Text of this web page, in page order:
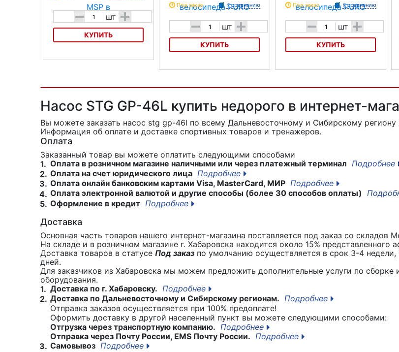
- шт +
КУПИТЬ
Под заказ К сравнению
- шт +
КУПИТЬ
Под заказ К сравнению
- шт +
КУПИТЬ
Насос STG GP-46L купить недорого в интернет-
Вы можете заказать насос stg gp-46l по всему Дальневосточному и Сибирскому региону
Информация об оплате и доставке спортивных товаров и тренажеров.
Оплата
Заказанный товар вы можете оплатить следующими способами
1. Оплата в розничном магазине наличными или через платежный терминал Подробнее
2. Оплата на счет юридического лица Подробнее
3. Оплата онлайн банковским картами Visa, MasterCard, МИР Подробнее
4. Оплата электронной валютой и другие способы (более 30 способов оплаты)
5. Оформление в кредит Подробнее
Доставка
Основная часть товаров нашего интернет-магазина поставляется под заказ со складов
На складе и в розничном магазине г. Хабаровска находится около 15% представленного
Доставка товаров в статусе Под заказ по умолчанию осуществляется в срок 3-4
дней.
Для заказчиков из Хабаровска мы можем предложить дополнительные услуги по сборке
оборудования.
1. Доставка по г. Хабаровску. Подробнее
2. Доставка по Дальневосточному и Сибирскому регионам. Подробнее
Отправка заказов осуществляется при 100% предоплате!
Оформить доставку в другой населенный пункт вы можете следующими способами:
Отгрузка через транспортную компанию. Подробнее
Отправка через Почту России, EMS Почту России. Подробнее
3. Самовывоз Подробнее